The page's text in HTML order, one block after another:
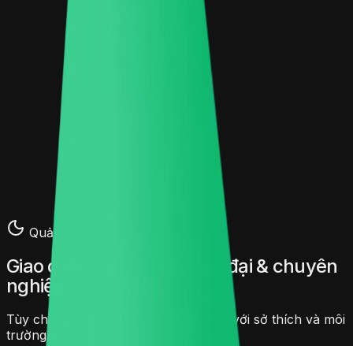
Xem & Điều chỉnh
Thanh toán
Chọn chi nhánh & Giao hàng
Đơn hàng
Theo dõi trạng thái
Cá nhân
Lịch sử & Tích điểm
Quản lý 24/7
Giao diện Dark Mode hiện đại & chuyên
nghiệp
Tùy chọn giao diện làm việc phù hợp với sở thích và môi
trường ánh sáng.